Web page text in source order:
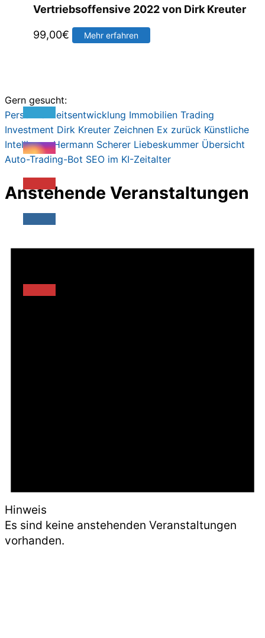
Vertriebsoffensive 2022 von Dirk Kreuter
99,00€ Mehr erfahren
Gern gesucht:
Persönlichkeitsentwicklung Immobilien Trading
Investment Dirk Kreuter Zeichnen Ex zurück Künstliche
Intelligenz Hermann Scherer Liebeskummer Übersicht
Auto-Trading-Bot SEO im KI-Zeitalter
Anstehende Veranstaltungen
Hinweis
Es sind keine anstehenden Veranstaltungen
vorhanden.